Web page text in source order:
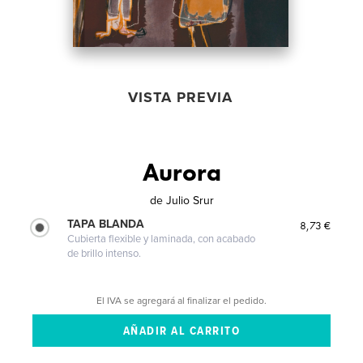
VISTA PREVIA
Aurora
de Julio Srur
TAPA BLANDA
Cubierta flexible y laminada, con acabado
de brillo intenso.
8,73 €
El IVA se agregará al finalizar el pedido.